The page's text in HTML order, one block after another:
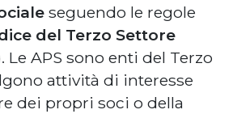
seguendo le regole
del Terzo Settore
Le APS sono enti del Terzo
attività di interesse
dei propri soci o della